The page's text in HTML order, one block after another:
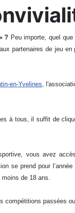
? Peu importe, quel
partenaires de jeu
en-Yvelines,
à tous, il suffit de
vous avez
se prend pour
de 18 ans.
compétitions passées